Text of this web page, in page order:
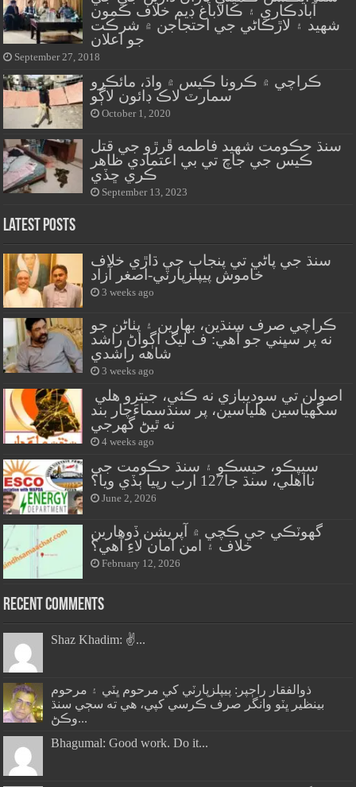
آبادڪاري ۽ ڪالاباغ ڊيم خلاف ڪمون
شهيد ۽ لاڙڪاڻي جي احتجاجن ۾ شرڪت
جو اعلان
September 27, 2018
ڪراچي ۾ ڪرونا ڪيس ۾ واڌ، مائڪرو
سمارٽ لاڪ ڊائون لاڳو
October 1, 2020
سنڌ حڪومت شهيد فاطمه ڦرڙو جي قتل
ڪيس جي جاچ تي بي اعتمادي ظاهر
ڪري ڇڏي
September 13, 2023
Latest Posts
سنڌ جي پاڻي تي پنجاب جي ڌاڙي خلاف
خاموش پيپلزپارٽي-اصغر آزاد
3 weeks ago
ڪراچي صرف سنڌين، بهارين ۽ پٺاڻن جو
نه پر سڀني جو آهي: ف ليگ اڳواڻ راشد
شاهه راشدي
3 weeks ago
سگهياسين هلياسين، پر سنڌسماءَچار بند
نه ٿيڻ گهرجي
4 weeks ago
سيپڪو، حيسڪو ۽ سنڌ حڪومت جي
نااهلي، سنڌ جا127 ارب رپيا ٻڏي ويا؟
June 2, 2026
گهوٽڪي جي ڪچي ۾ آپريشن ڏوهارين
خلاف ۽ امن امان لاءِ آهي؟
February 12, 2026
Recent Comments
Shaz Khadim: ✌️...
ذوالفقار راڄپر: پيپلزپارٽي کي مرحوم ڀٽي ۽ مرحوم
بينظير ڀٽو وانگر صرف ڪرسي کپي، هي ته سڄي سنڌ
وڪڻ...
Bhagumal: Good work. Do it...